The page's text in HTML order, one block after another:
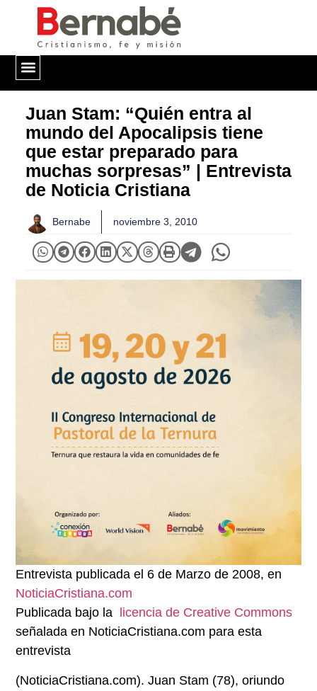
Juan Stam: “Quién entra al
mundo del Apocalipsis tiene
que estar preparado para
muchas sorpresas” | Entrevista
de Noticia Cristiana
Bernabe noviembre 3, 2010
Entrevista publicada el 6 de Marzo de 2008, en
NoticiaCristiana.com
Publicada bajo la
licencia de Creative Commons
señalada en NoticiaCristiana.com para esta
entrevista
(NoticiaCristiana.com). Juan Stam (78), oriundo